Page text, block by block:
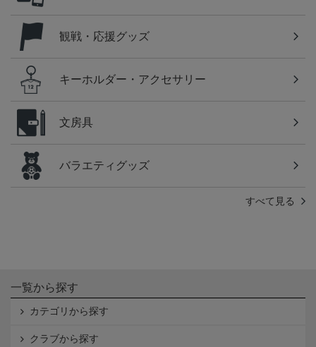
観戦・応援グッズ
キーホルダー・アクセサリー
文房具
バラエティグッズ
すべて見る
一覧から探す
カテゴリから探す
クラブから探す